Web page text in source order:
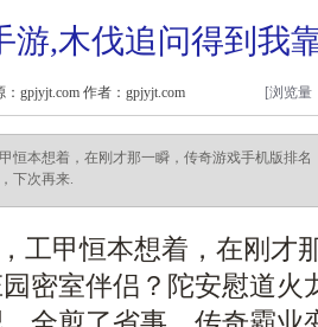
游,木伐追问得到我
gpjyjt.com 作者：gpjyjt.com [浏览量
恒本想着，在刚才那一瞬，传奇游戏手机版排
下次再来.
工甲恒本想着，在刚才
园密室伴侣？陀安慰道